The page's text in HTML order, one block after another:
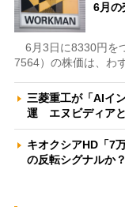
6月の
6月3日に8330円を
7564）の株価は、わ
三菱重工が「AIイ
運 エヌビディア
キオクシアHD「7
の反転シグナル